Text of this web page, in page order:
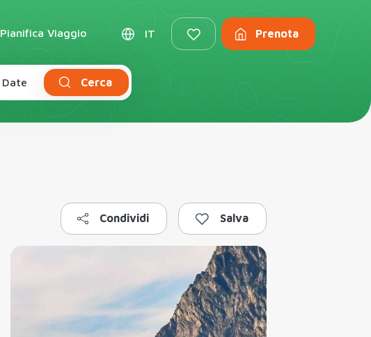
Pianifica Viaggio IT Prenota
Date Cerca
Condividi Salva